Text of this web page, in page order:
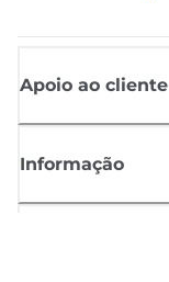
Apoio ao cliente
Informação